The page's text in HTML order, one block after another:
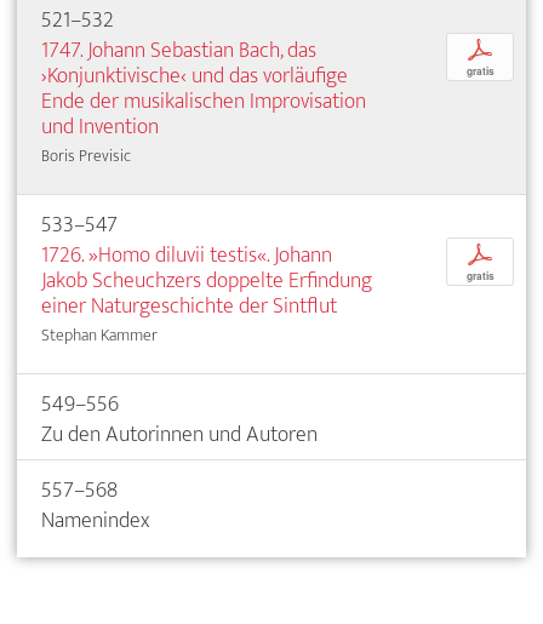
521–532
1747. Johann Sebastian Bach, das
›Konjunktivische‹ und das vorläufige
Ende der musikalischen Improvisation
und Invention
Boris Previsic
p
gratis
533–547
1726. »Homo diluvii testis«. Johann
Jakob Scheuchzers doppelte Erfindung
einer Naturgeschichte der Sintflut
Stephan Kammer
p
gratis
549–556
Zu den Autorinnen und Autoren
557–568
Namenindex